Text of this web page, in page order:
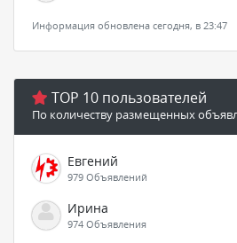
Информация обновлена сегодня, в 23:47
TOP 10 пользователей
По количеству размещенных
Евгений
979 Объявлений
Ирина
974 Объявления